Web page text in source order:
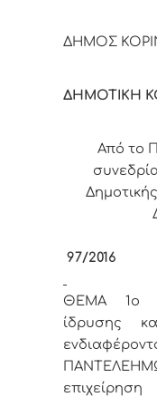
ΔΗΜΟΤΙΚΗ
Από το
97/2016
ΘΕΜΑ 1 o
ίδρυσης